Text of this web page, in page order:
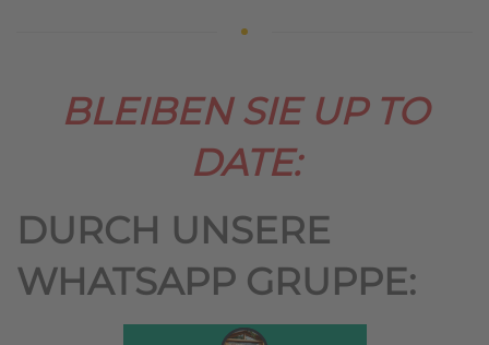
BLEIBEN SIE UP TO
DATE:
DURCH UNSERE
WHATSAPP GRUPPE: